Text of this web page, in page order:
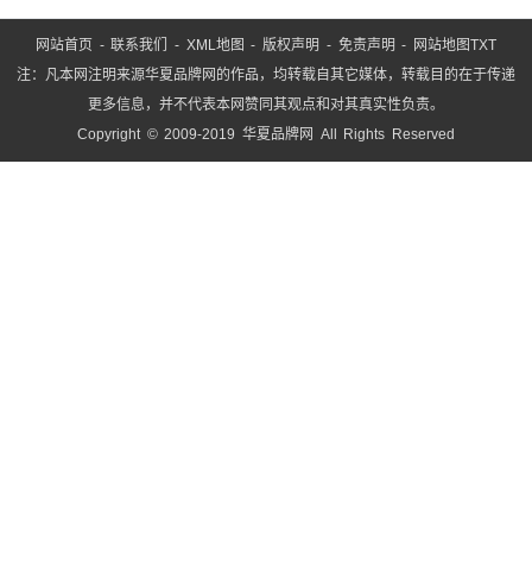
网站首页 -联系我们 - XML地图 -版权声明 - 免责声明 - 网站地图TXT
注：凡本网注明来源华夏品牌网的作品，均转载自其它媒体，转载目的在于传递
更多信息，并不代表本网赞同其观点和对其真实性负责。
Copyright © 2009-2019 华夏品牌网 All Rights Reserved